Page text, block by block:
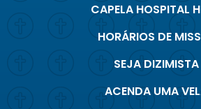
CAPELA HOSPITAL
HORÁRIOS DE
SEJA DIZIMISTA
ACENDA UMA